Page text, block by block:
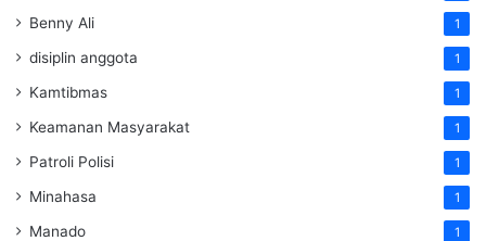
Benny Ali 1
disiplin anggota 1
Kamtibmas 1
Keamanan Masyarakat 1
Patroli Polisi 1
Minahasa 1
Manado 1